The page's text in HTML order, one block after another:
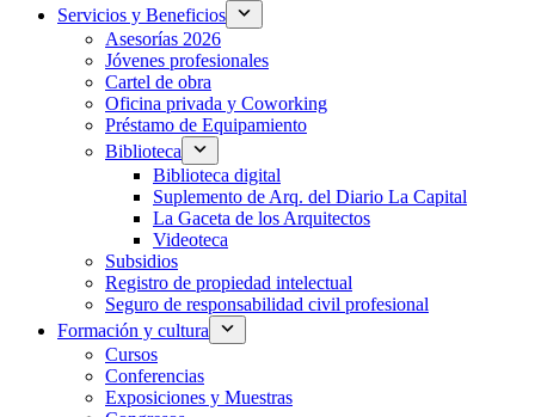
Servicios y Beneficios
Asesorías 2026
Jóvenes profesionales
Cartel de obra
Oficina privada y Coworking
Préstamo de Equipamiento
Biblioteca
Biblioteca digital
Suplemento de Arq. del Diario La Capital
La Gaceta de los Arquitectos
Videoteca
Subsidios
Registro de propiedad intelectual
Seguro de responsabilidad civil profesional
Formación y cultura
Cursos
Conferencias
Exposiciones y Muestras